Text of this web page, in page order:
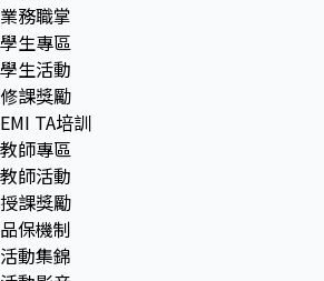
業務職掌
學生專區
學生活動
修課獎勵
EMI TA培訓
教師專區
教師活動
授課獎勵
品保機制
活動集錦